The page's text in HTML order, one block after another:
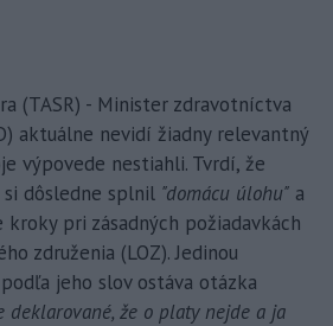
(TASR) - Minister zdravotníctva
aktuálne nevidí žiadny relevantný
výpovede nestiahli. Tvrdí, že
dôsledne splnil "domácu úlohu" a
pri zásadných požiadavkách
združenia (LOZ). Jedinou
jeho slov ostáva otázka
deklarované, že o platy nejde a ja